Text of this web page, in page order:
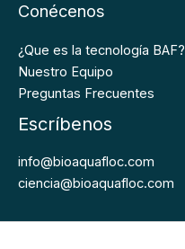
Conécenos
¿Que es la tecnología BAF?
Nuestro Equipo
Preguntas Frecuentes
Escríbenos
info@bioaquafloc.com
ciencia@bioaquafloc.com